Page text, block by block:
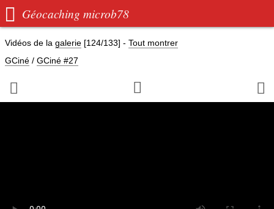
 Géocaching microb78
Vidéos de la galerie [124/133] - Tout montrer
GCiné / GCiné #27
  